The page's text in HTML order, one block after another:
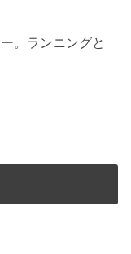
。ランニングと